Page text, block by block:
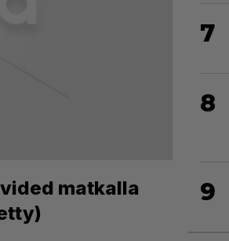
matkalla
7
8
9